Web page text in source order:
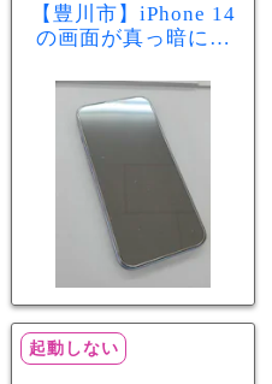
【豊川市】iPhone 14
の画面が真っ暗に…
修理！データそのま
まで復旧しました
起動しない